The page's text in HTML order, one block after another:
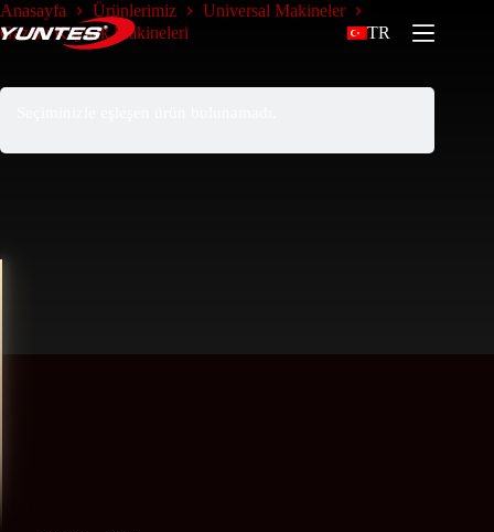
TR
Anasayfa Ürünlerimiz
Universal Makineler
Gazaltı Kaynak Makineleri